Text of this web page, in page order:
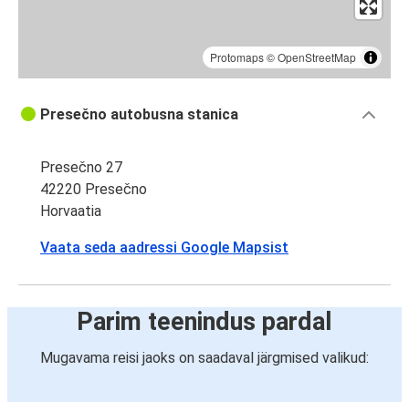
Protomaps©OpenStreetMap
Presečno autobusna stanica
Presečno 27
42220 Presečno
Horvaatia
Vaata seda aadressi Google Mapsist
Parim teenindus pardal
Mugavama reisi jaoks on saadaval järgmised valikud: